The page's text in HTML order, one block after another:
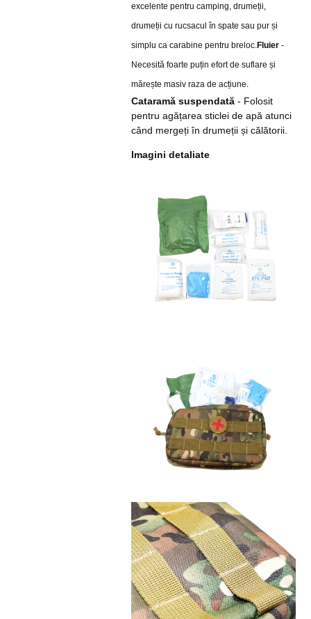
excelente pentru camping, drumeții,
drumeții cu rucsacul în spate sau pur și
simplu ca carabine pentru breloc. Fluier-
Necesită foarte puțin efort de suflare și
mărește masiv raza de acțiune.
Cataramă suspendată- Folosit
pentru agățarea sticlei de apă atunci
când mergeți în drumeții și călătorii.
Imagini detaliate